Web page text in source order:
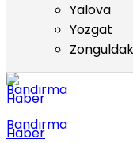
Yalova
Yozgat
Zonguldak
Bandırma
Haber